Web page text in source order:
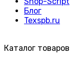
Блог
Texspb.ru
Каталог товаров